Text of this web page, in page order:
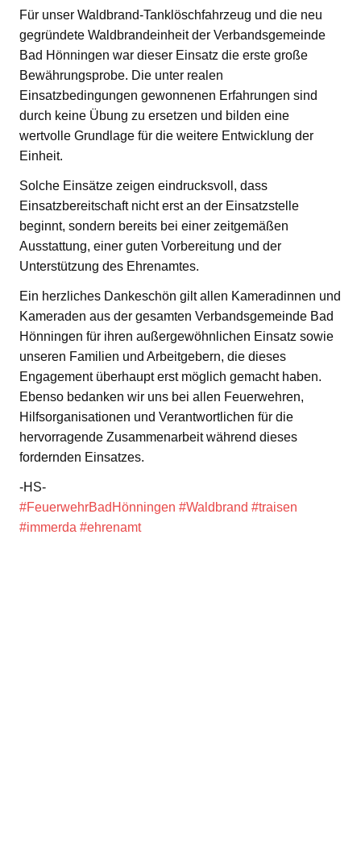
Für unser Waldbrand-Tanklöschfahrzeug und die neu
gegründete Waldbrandeinheit der Verbandsgemeinde
Bad Hönningen war dieser Einsatz die erste große
Bewährungsprobe. Die unter realen
Einsatzbedingungen gewonnenen Erfahrungen sind
durch keine Übung zu ersetzen und bilden eine
wertvolle Grundlage für die weitere Entwicklung der
Einheit.
Solche Einsätze zeigen eindrucksvoll, dass
Einsatzbereitschaft nicht erst an der Einsatzstelle
beginnt, sondern bereits bei einer zeitgemäßen
Ausstattung, einer guten Vorbereitung und der
Unterstützung des Ehrenamtes.
Ein herzliches Dankeschön gilt allen Kameradinnen und
Kameraden aus der gesamten Verbandsgemeinde Bad
Hönningen für ihren außergewöhnlichen Einsatz sowie
unseren Familien und Arbeitgebern, die dieses
Engagement überhaupt erst möglich gemacht haben.
Ebenso bedanken wir uns bei allen Feuerwehren,
Hilfsorganisationen und Verantwortlichen für die
hervorragende Zusammenarbeit während dieses
fordernden Einsatzes.
-HS-
#FeuerwehrBadHönningen #Waldbrand #traisen
#immerda #ehrenamt